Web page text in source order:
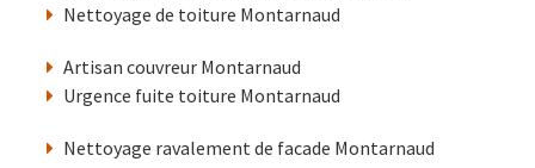
Nettoyage de toiture Montarnaud
Artisan couvreur Montarnaud
Urgence fuite toiture Montarnaud
Nettoyage ravalement de facade Montarnaud